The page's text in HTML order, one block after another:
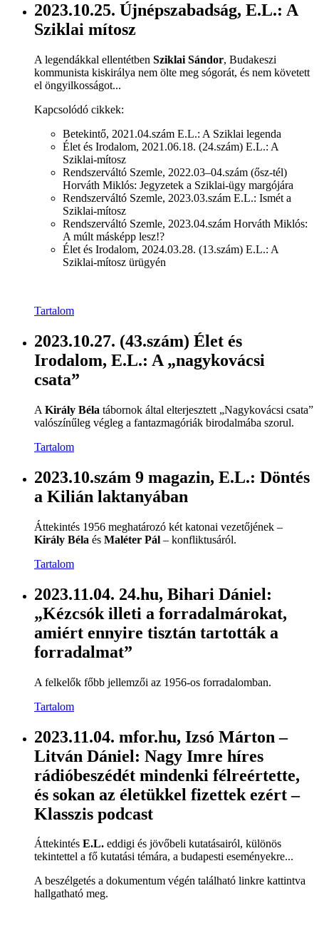
2023.10.25. Újnépszabadság, E.L.: A
Sziklai mítosz
A legendákkal ellentétben Sziklai Sándor, Budakeszi
kommunista kiskirálya nem ölte meg sógorát, és nem követett
el öngyilkosságot...
Kapcsolódó cikkek:
Betekintő, 2021.04.szám E.L.: A Sziklai legenda
Élet és Irodalom, 2021.06.18. (24.szám) E.L.: A
Sziklai-mítosz
Rendszerváltó Szemle, 2022.03–04.szám (ősz-tél)
Horváth Miklós: Jegyzetek a Sziklai-ügy margójára
Rendszerváltó Szemle, 2023.03.szám E.L.: Ismét a
Sziklai-mítosz
Rendszerváltó Szemle, 2023.04.szám Horváth Miklós:
A múlt másképp lesz!?
Élet és Irodalom, 2024.03.28. (13.szám) E.L.: A
Sziklai-mítosz ürügyén
Tartalom
2023.10.27. (43.szám) Élet és
Irodalom, E.L.: A „nagykovácsi
csata”
A Király Béla tábornok által elterjesztett „Nagykovácsi csata”
valószínűleg végleg a fantazmagóriák birodalmába szorul.
Tartalom
2023.10.szám 9 magazin, E.L.: Döntés
a Kilián laktanyában
Áttekintés 1956 meghatározó két katonai vezetőjének –
Király Béla és Maléter Pál – konfliktusáról.
Tartalom
2023.11.04. 24.hu, Bihari Dániel:
„Kézcsók illeti a forradalmárokat,
amiért ennyire tisztán tartották a
forradalmat”
A felkelők főbb jellemzői az 1956-os forradalomban.
Tartalom
2023.11.04. mfor.hu, Izsó Márton –
Litván Dániel: Nagy Imre híres
rádióbeszédét mindenki félreértette,
és sokan az életükkel fizettek ezért –
Klasszis podcast
Áttekintés E.L. eddigi és jövőbeli kutatásairól, különös
tekintettel a fő kutatási témára, a budapesti eseményekre...
A beszélgetés a dokumentum végén található linkre kattintva
hallgatható meg.